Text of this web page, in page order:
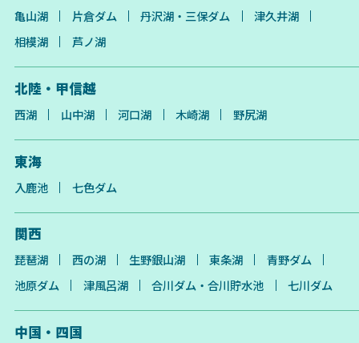
亀山湖
片倉ダム 丹沢湖・三保ダム
津久井湖
相模湖
芦ノ湖
北陸・甲信越
西湖 山中湖 河口湖 木崎湖 野尻湖
東海
入鹿池 七色ダム
関西
琵琶湖 西の湖 生野銀山湖 東条湖
青野ダム
池原ダム
津風呂湖 合川ダム・合川貯水池 七川ダム
中国・四国